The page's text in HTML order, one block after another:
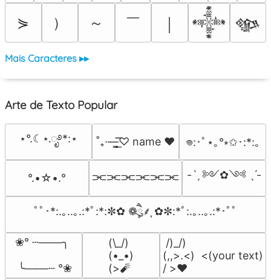
⋟
） ～ ￣ 𒀱 𒀲
Mais Caracteres ▸▸
Arte de Texto Popular
⋆°.☾⋆.ೃ࿔*:⋆ ˚₊·—̳͟͞͞♡ name ♥️ 𖦹:･ﾟ⋆｡°⭒✩･:*:｡
°.•☆•.° ⫘⫘⫘⫘⫘⫘ -ˋˏ ༻✿༺ ˎˊ-
ﾟﾟ･*:.｡..｡.:*ﾟ:*:✼✿ ❁ཻུ۪۪⸙͎ ✿✼:*ﾟ:.｡..｡.:*･ﾟﾟ
❀° ┄───╮
╰───┄ °❀
(\_/)
(•_•)
(>🧨
/)_/)
(,,>.<)  <(your text)
/ >❤️